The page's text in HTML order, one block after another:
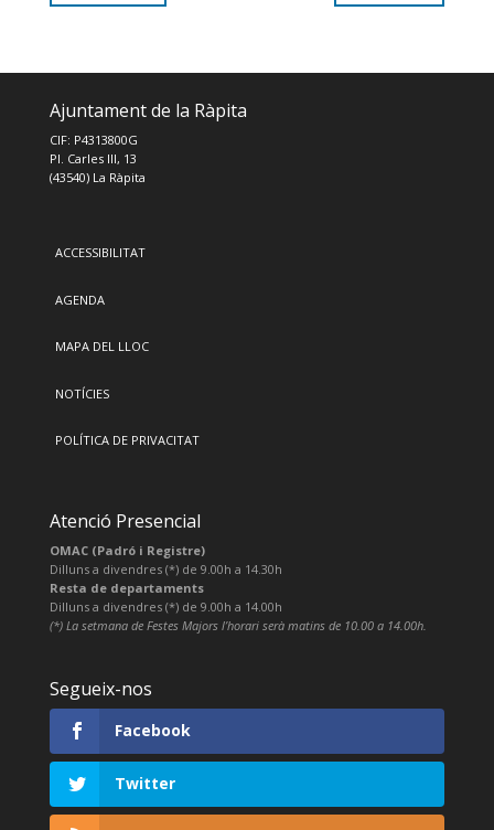
Ajuntament de la Ràpita
CIF: P4313800G
Pl. Carles III, 13
(43540) La Ràpita
ACCESSIBILITAT
AGENDA
MAPA DEL LLOC
NOTÍCIES
POLÍTICA DE PRIVACITAT
Atenció Presencial
OMAC (Padró i Registre)
Dilluns a divendres (*) de 9.00h a 14.30h
Resta de departaments
Dilluns a divendres (*) de 9.00h a 14.00h
(*) La setmana de Festes Majors l’horari serà matins de 10.00 a 14.00h.
Segueix-nos
Facebook
Twitter